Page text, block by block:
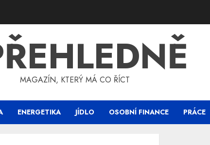
MAGAZÍN, KTERÝ MÁ CO ŘÍCT
ENERGETIKA JÍDLO OSOBNÍ FINANCE PRÁCE